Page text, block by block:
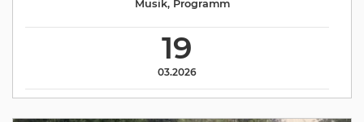
19
03.2026
Musik, Programm